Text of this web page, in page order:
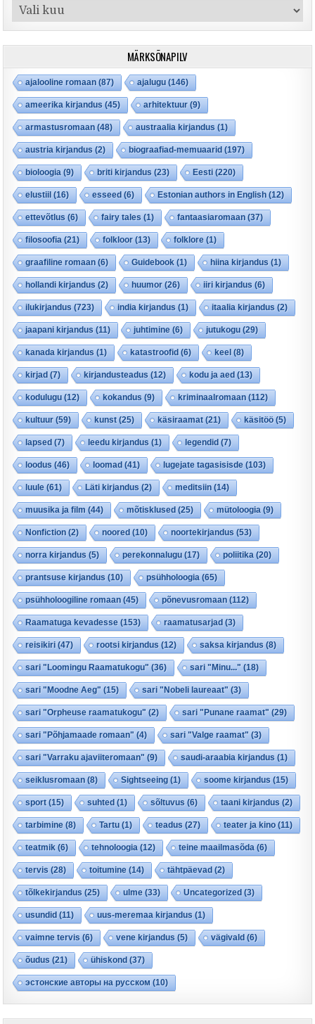
Arhiiv
MÄRKSÕNAPILV
ajalooline romaan (87) ajalugu (146)
ameerika kirjandus (45) arhitektuur(9)
armastusromaan (48) austraalia kirjandus (1)
austria kirjandus (2) biograafiad-memuaarid (197)
bioloogia (9) briti kirjandus (23) Eesti (220)
elustiil (16) esseed (6) Estonian authors in English (12)
ettevõtlus (6) fairy tales (1) fantaasiaromaan (37)
filosoofia (21) folkloor(13) folklore (1)
graafiline romaan (6) Guidebook (1) hiina kirjandus (1)
hollandi kirjandus (2) huumor(26) iiri kirjandus (6)
ilukirjandus (723) india kirjandus (1) itaalia kirjandus (2)
jaapani kirjandus (11) juhtimine (6) jutukogu (29)
kanada kirjandus (1) katastroofid (6) keel (8)
kirjad (7) kirjandusteadus (12) kodu ja aed (13)
kodulugu (12) kokandus (9) kriminaalromaan (112)
kultuur(59) kunst(25) käsiraamat(21) käsitöö (5)
lapsed (7) leedu kirjandus (1) legendid (7)
loodus (46) loomad (41) lugejate tagasisisde (103)
luule (61) Läti kirjandus (2) meditsiin (14)
muusika ja film (44) mõtisklused (25) mütoloogia (9)
Nonfiction (2) noored (10) noortekirjandus (53)
norra kirjandus (5) perekonnalugu (17) poliitika (20)
prantsuse kirjandus (10) psühholoogia (65)
psühholoogiline romaan (45) põnevusromaan (112)
Raamatuga kevadesse (153) raamatusarjad (3)
reisikiri (47) rootsi kirjandus (12) saksa kirjandus (8)
sari "Loomingu Raamatukogu" (36) sari "Minu..." (18)
sari "Moodne Aeg" (15) sari "Nobeli laureaat" (3)
sari "Orpheuse raamatukogu" (2) sari "Punane raamat" (29)
sari "Põhjamaade romaan" (4) sari "Valge raamat" (3)
sari "Varraku ajaviiteromaan" (9) saudi-araabia kirjandus (1)
seiklusromaan (8) Sightseeing (1) soome kirjandus (15)
sport(15) suhted (1) sõltuvus (6) taani kirjandus (2)
tarbimine (8) Tartu (1) teadus (27) teater ja kino (11)
teatmik (6) tehnoloogia (12) teine maailmasõda (6)
tervis (28) toitumine (14) tähtpäevad (2)
tõlkekirjandus (25) ulme (33) Uncategorized (3)
usundid (11) uus-meremaa kirjandus (1)
vaimne tervis (6) vene kirjandus (5) vägivald (6)
õudus (21) ühiskond (37)
эстонские авторы на русском (10)